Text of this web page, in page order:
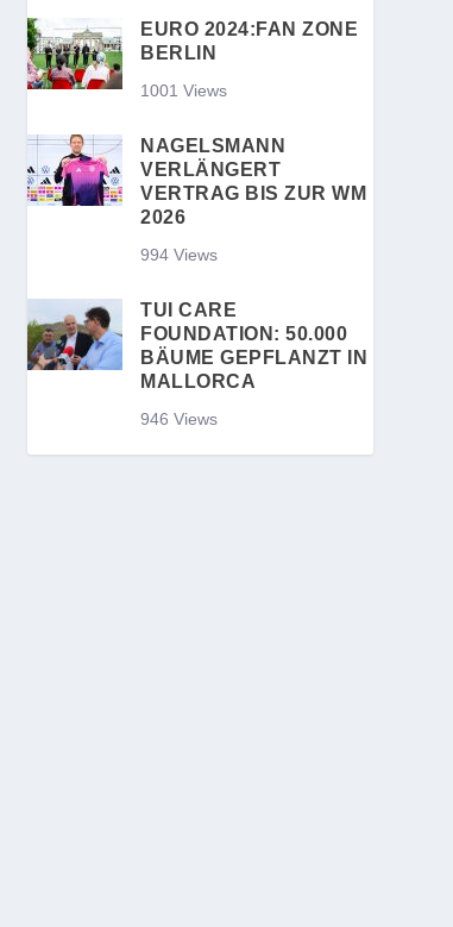
EURO 2024:FAN ZONE
BERLIN
1001 Views
NAGELSMANN
VERLÄNGERT
VERTRAG BIS ZUR WM
2026
994 Views
TUI CARE
FOUNDATION: 50.000
BÄUME GEPFLANZT IN
MALLORCA
946 Views